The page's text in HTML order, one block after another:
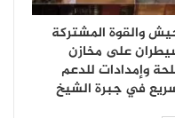
والقوة المشتركة
على مخازن
وإمدادات للدعم
في جبرة الشيخ